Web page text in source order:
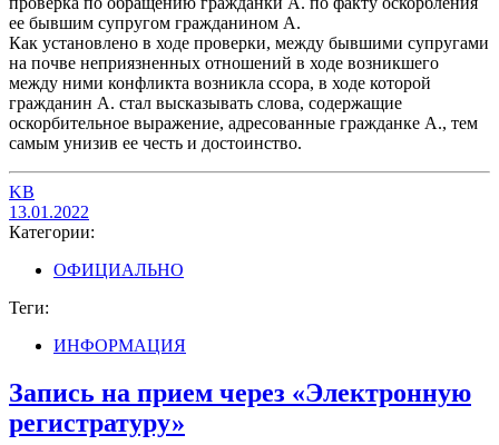
ее бывшим супругом гражданином А.
Как установлено в ходе проверки, между бывшими супругами
на почве неприязненных отношений в ходе возникшего
между ними конфликта возникла ссора, в ходе которой
гражданин А. стал высказывать слова, содержащие
оскорбительное выражение, адресованные гражданке А., тем
самым унизив ее честь и достоинство.
KB
13.01.2022
Категории:
ОФИЦИАЛЬНО
Теги:
ИНФОРМАЦИЯ
Запись на прием через «Электронную
регистратуру»